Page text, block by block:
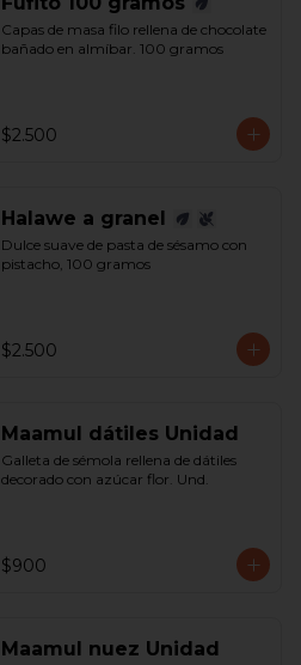
Capas de masa filo rellena de chocolate
bañado en almíbar. 100 gramos
$2.500
Halawe a granel
Dulce suave de pasta de sésamo con
pistacho, 100 gramos
$2.500
Maamul dátiles Unidad
Galleta de sémola rellena de dátiles
decorado con azúcar flor. Und.
$900
Maamul nuez Unidad